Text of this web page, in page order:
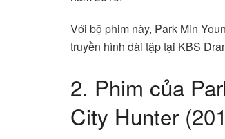
Với bộ phim này, Park Min
truyền hình dài tập tại KBS
2. Phim của
City Hunter